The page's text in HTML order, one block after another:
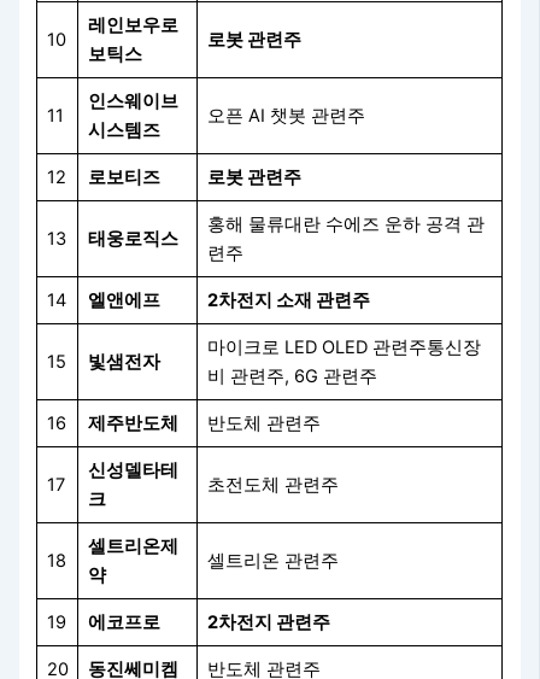
10
레인보우로
보틱스
로봇 관련주
11
인스웨이브
시스템즈
오픈 AI 챗봇 관련주
12 로보티즈 로봇 관련주
13 태웅로직스
홍해 물류대란 수에즈 운하 공격 관
련주
14 엘앤에프 2차전지 소재 관련주
15 빛샘전자
마이크로 LED OLED 관련주통신장
비 관련주, 6G 관련주
16 제주반도체 반도체 관련주
17
신성델타테
크
초전도체 관련주
18
셀트리온제
약
셀트리온 관련주
19 에코프로 2차전지 관련주
20 동진쎄미켐 반도체 관련주